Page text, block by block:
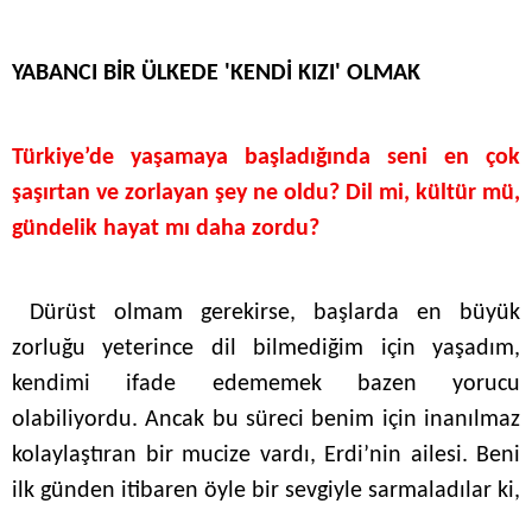
YABANCI BİR ÜLKEDE 'KENDİ KIZI' OLMAK
Türkiye’de yaşamaya başladığında seni en çok
şaşırtan ve zorlayan şey ne oldu? Dil mi, kültür mü,
gündelik hayat mı daha zordu?
Dürüst olmam gerekirse, başlarda en büyük
zorluğu yeterince dil bilmediğim için yaşadım,
kendimi ifade edememek bazen yorucu
olabiliyordu. Ancak bu süreci benim için inanılmaz
kolaylaştıran bir mucize vardı, Erdi’nin ailesi. Beni
ilk günden itibaren öyle bir sevgiyle sarmaladılar ki,